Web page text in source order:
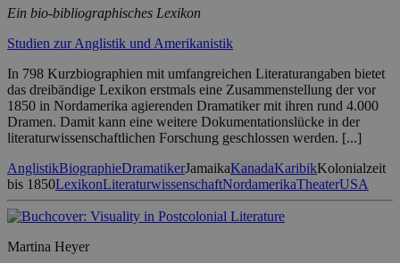
Ein bio-bibliographisches Lexikon
Studien zur Anglistik und Amerikanistik
In 798 Kurzbiographien mit umfangreichen Literaturangaben bietet
das dreibändige Lexikon erstmals eine Zusammenstellung der vor
1850 in Nordamerika agierenden Dramatiker mit ihren rund 4.000
Dramen. Damit kann eine weitere Dokumentationslücke in der
literaturwissenschaftlichen Forschung geschlossen werden. [...]
AnglistikBiographieDramatikerJamaikaKanadaKaribikKolonialzeit
bis 1850LexikonLiteraturwissenschaftNordamerikaTheaterUSA
Martina Heyer